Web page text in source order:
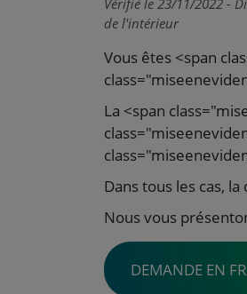
Vérifié le 23/11/2022 -
de l'intérieur
Vous êtes <span
La <span
Dans tous les cas,
Nous vous
DEMANDE EN